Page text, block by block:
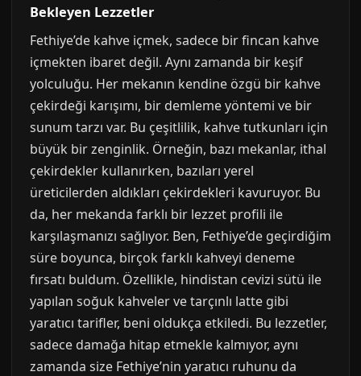
Bekleyen Lezzetler
Fethiye’de kahve içmek, sadece bir fincan kahve
içmekten ibaret değil. Aynı zamanda bir keşif
yolculuğu. Her mekanın kendine özgü bir kahve
çekirdeği karışımı, bir demleme yöntemi ve bir
sunum tarzı var. Bu çeşitlilik, kahve tutkunları için
büyük bir zenginlik. Örneğin, bazı mekanlar, ithal
çekirdekler kullanırken, bazıları yerel
üreticilerden aldıkları çekirdekleri kavuruyor. Bu
da, her mekanda farklı bir lezzet profili ile
karşılaşmanızı sağlıyor. Ben, Fethiye’de geçirdiğim
süre boyunca, birçok farklı kahveyi deneme
fırsatı buldum. Özellikle, hindistan cevizi sütü ile
yapılan soğuk kahveler ve tarçınlı latte gibi
yaratıcı tarifler, beni oldukça etkiledi. Bu lezzetler,
sadece damağa hitap etmekle kalmıyor, aynı
zamanda size Fethiye’nin yaratıcı ruhunu da